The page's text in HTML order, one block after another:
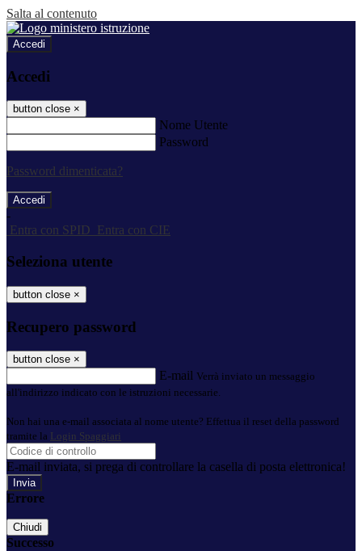
Salta al contenuto
Accedi
Accedi
button close ×
Nome Utente
Password
Password dimenticata?
-
Entra con SPID
Entra con CIE
Seleziona utente
button close ×
Recupero password
button close ×
E-mail Verrà inviato un messaggio
all'indirizzo indicato con le istruzioni necessarie.
Non hai una e-mail associata al nome utente? Effettua il reset della password
tramite la Login Spaggiari
E-mail inviata, si prega di controllare la casella di posta elettronica!
Errore
Chiudi
Successo